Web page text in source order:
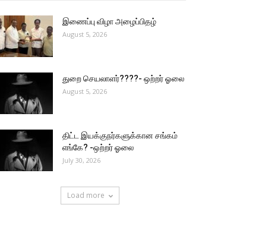
இணைப்பு விழா அழைப்பிதழ்
August 5, 2026
துறை செயலாளர்????- ஒற்றர் ஓலை
August 5, 2026
திட்ட இயக்குநர்களுக்கான சங்கம்
எங்கே? -ஒற்றர் ஓலை
July 30, 2026
Load more